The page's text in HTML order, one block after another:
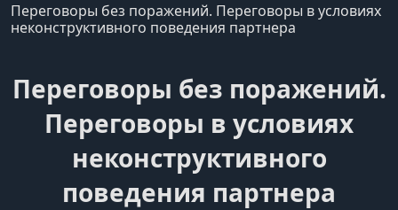
Переговоры без поражений. Переговоры в условиях
неконструктивного поведения партнера
Переговоры без поражений.
Переговоры в условиях
неконструктивного
поведения партнера